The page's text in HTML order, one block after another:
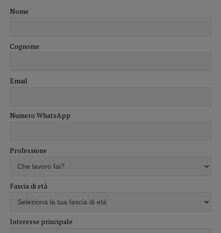
Nome
Cognome
Email
Numero WhatsApp
Professione
Fascia di età
Interesse principale